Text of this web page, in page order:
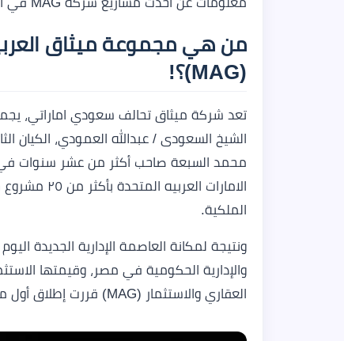
من هي مجموعة ميثاق
(MAG)؟!
تعد شركة ميثاق تحالف سعودي اماراتي،
محمد السبعة صاحب أكثر من عشر سنوات في
الامارات
الملكية.
ونتيجة لمكانة العاصمة الإدارية الجديدة
والإدارية الحكومية في مصر، وقيمتها
العقاري والاستثمار (MAG) قررت إطلاق أول مشروع لها في أميز لوكيشن.